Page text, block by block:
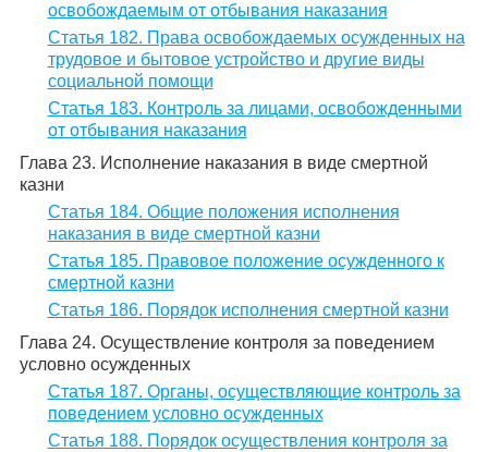
освобождаемым от отбывания наказания
Статья 182. Права освобождаемых осужденных на
трудовое и бытовое устройство и другие виды
социальной помощи
Статья 183. Контроль за лицами, освобожденными
от отбывания наказания
Глава 23. Исполнение наказания в виде смертной
казни
Статья 184. Общие положения исполнения
наказания в виде смертной казни
Статья 185. Правовое положение осужденного к
смертной казни
Статья 186. Порядок исполнения смертной казни
Глава 24. Осуществление контроля за поведением
условно осужденных
Статья 187. Органы, осуществляющие контроль за
поведением условно осужденных
Статья 188. Порядок осуществления контроля за